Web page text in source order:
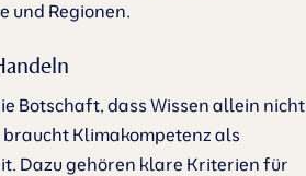
und Regionen.
Botschaft, dass Wissen allein nicht
Klimakompetenz als
Dazu gehören klare Kriterien für